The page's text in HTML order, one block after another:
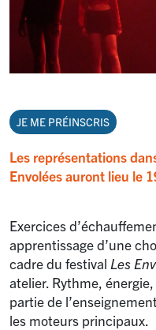
JE ME PRÉINSCRIS
Les représentations
Envolées auront lieu le
Exercices
apprentissage d’une
cadre du festival Les
atelier. Rythme,
partie de
les moteurs principaux.